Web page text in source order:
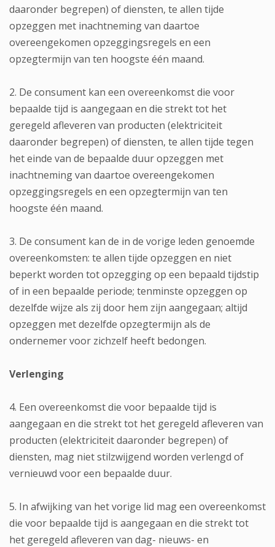
daaronder begrepen) of diensten, te allen tijde
opzeggen met inachtneming van daartoe
overeengekomen opzeggingsregels en een
opzegtermijn van ten hoogste één maand.
2. De consument kan een overeenkomst die voor
bepaalde tijd is aangegaan en die strekt tot het
geregeld afleveren van producten (elektriciteit
daaronder begrepen) of diensten, te allen tijde tegen
het einde van de bepaalde duur opzeggen met
inachtneming van daartoe overeengekomen
opzeggingsregels en een opzegtermijn van ten
hoogste één maand.
3. De consument kan de in de vorige leden genoemde
overeenkomsten: te allen tijde opzeggen en niet
beperkt worden tot opzegging op een bepaald tijdstip
of in een bepaalde periode; tenminste opzeggen op
dezelfde wijze als zij door hem zijn aangegaan; altijd
opzeggen met dezelfde opzegtermijn als de
ondernemer voor zichzelf heeft bedongen.
Verlenging
4. Een overeenkomst die voor bepaalde tijd is
aangegaan en die strekt tot het geregeld afleveren van
producten (elektriciteit daaronder begrepen) of
diensten, mag niet stilzwijgend worden verlengd of
vernieuwd voor een bepaalde duur.
5. In afwijking van het vorige lid mag een overeenkomst
die voor bepaalde tijd is aangegaan en die strekt tot
het geregeld afleveren van dag- nieuws- en